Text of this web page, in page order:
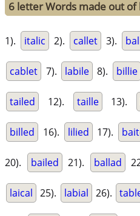
6 letter Words made out of
1). italic 2). callet 3).
cablet 7). labile 8). billie
tailed 12). taille 13).
billed 16). lilied 17).
20). bailed 21). ballad
laical 25). labial 26).